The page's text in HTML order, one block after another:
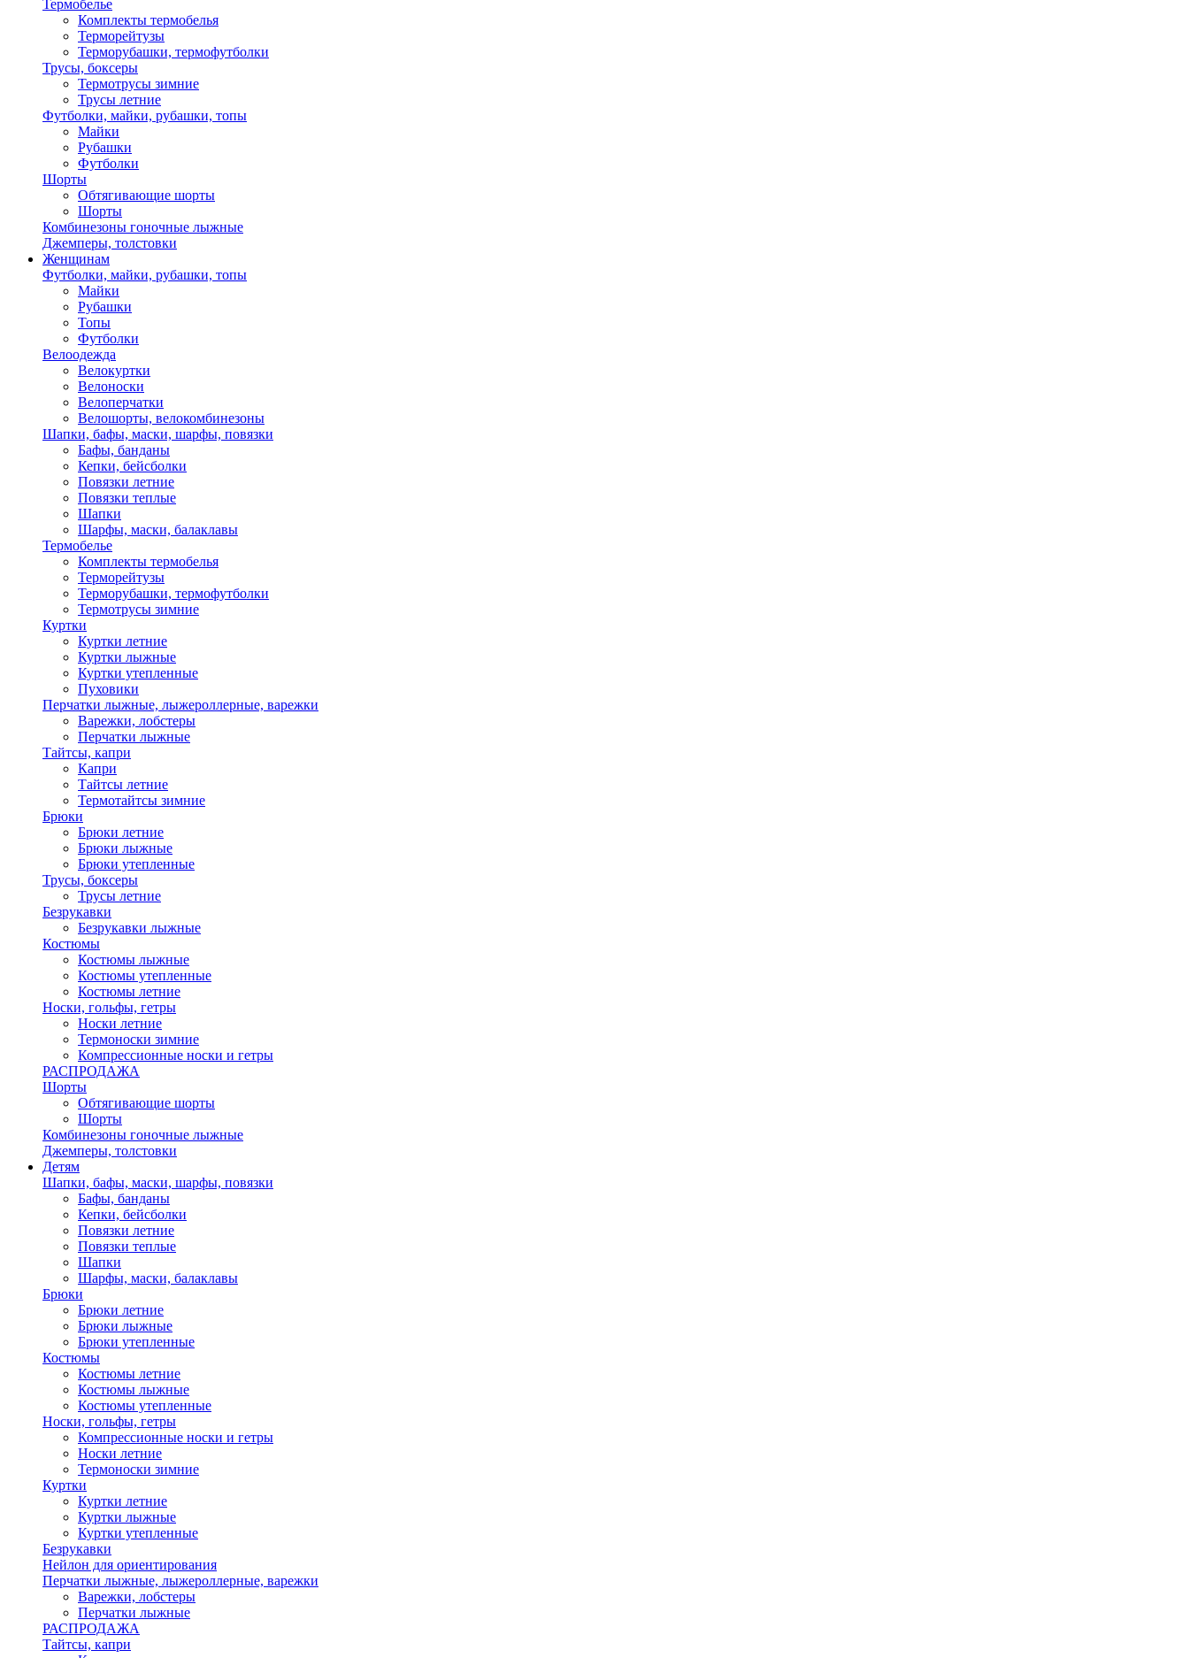
Термобелье
Комплекты термобелья
Терморейтузы
Терморубашки, термофутболки
Трусы, боксеры
Термотрусы зимние
Трусы летние
Футболки, майки, рубашки, топы
Майки
Рубашки
Футболки
Шорты
Обтягивающие шорты
Шорты
Комбинезоны гоночные лыжные
Джемперы, толстовки
Женщинам
Футболки, майки, рубашки, топы
Майки
Рубашки
Топы
Футболки
Велоодежда
Велокуртки
Велоноски
Велоперчатки
Велошорты, велокомбинезоны
Шапки, бафы, маски, шарфы, повязки
Бафы, банданы
Кепки, бейсболки
Повязки летние
Повязки теплые
Шапки
Шарфы, маски, балаклавы
Термобелье
Комплекты термобелья
Терморейтузы
Терморубашки, термофутболки
Термотрусы зимние
Куртки
Куртки летние
Куртки лыжные
Куртки утепленные
Пуховики
Перчатки лыжные, лыжероллерные, варежки
Варежки, лобстеры
Перчатки лыжные
Тайтсы, капри
Капри
Тайтсы летние
Термотайтсы зимние
Брюки
Брюки летние
Брюки лыжные
Брюки утепленные
Трусы, боксеры
Трусы летние
Безрукавки
Безрукавки лыжные
Костюмы
Костюмы лыжные
Костюмы утепленные
Костюмы летние
Носки, гольфы, гетры
Носки летние
Термоноски зимние
Компрессионные носки и гетры
РАСПРОДАЖА
Шорты
Обтягивающие шорты
Шорты
Комбинезоны гоночные лыжные
Джемперы, толстовки
Детям
Шапки, бафы, маски, шарфы, повязки
Бафы, банданы
Кепки, бейсболки
Повязки летние
Повязки теплые
Шапки
Шарфы, маски, балаклавы
Брюки
Брюки летние
Брюки лыжные
Брюки утепленные
Костюмы
Костюмы летние
Костюмы лыжные
Костюмы утепленные
Носки, гольфы, гетры
Компрессионные носки и гетры
Носки летние
Термоноски зимние
Куртки
Куртки летние
Куртки лыжные
Куртки утепленные
Безрукавки
Нейлон для ориентирования
Перчатки лыжные, лыжероллерные, варежки
Варежки, лобстеры
Перчатки лыжные
РАСПРОДАЖА
Тайтсы, капри